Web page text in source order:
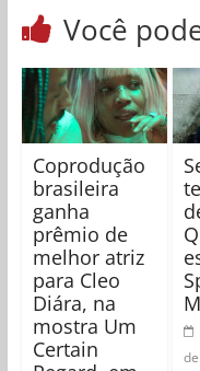
Você
Coprodução
brasileira
ganha
prêmio de
melhor atriz
para Cleo
Diára, na
mostra Um
Certain